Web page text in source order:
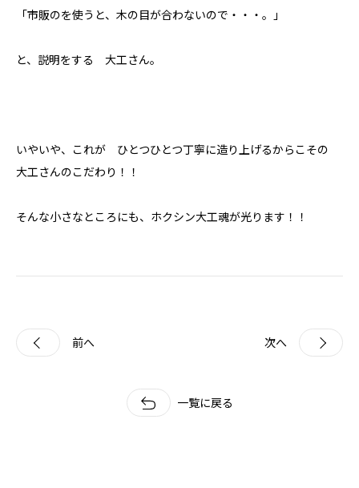
「市販のを使うと、木の目が合わないので・・・。」
と、説明をする 大工さん。
いやいや、これが ひとつひとつ丁寧に造り上げるからこその
大工さんのこだわり！！
そんな小さなところにも、ホクシン大工魂が光ります！！
前へ
一覧に戻る
次へ